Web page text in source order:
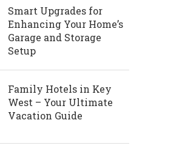
Smart Upgrades for
Enhancing Your Home’s
Garage and Storage
Setup
Family Hotels in Key
West – Your Ultimate
Vacation Guide